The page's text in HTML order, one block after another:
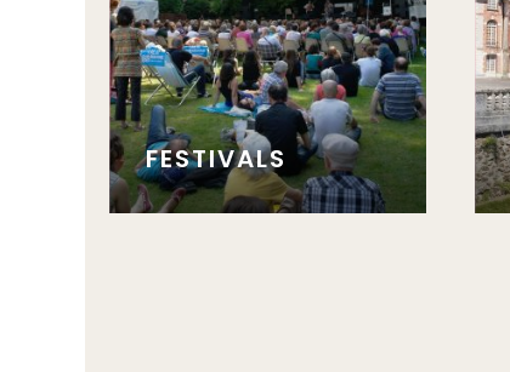
FESTIVALS